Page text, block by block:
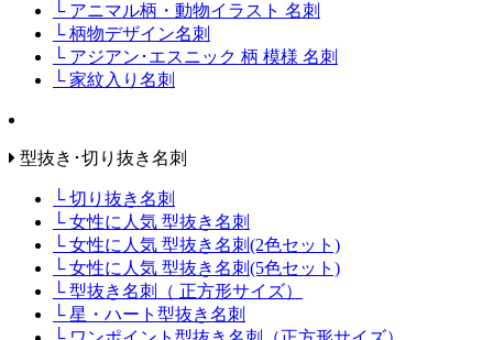
└ アニマル柄・動物イラスト 名刺
└ 柄物デザイン名刺
└ アジアン･エスニック 柄 模様 名刺
└ 家紋入り名刺
型抜き･切り抜き名刺
└ 切り抜き名刺
└ 女性に人気 型抜き名刺
└ 女性に人気 型抜き名刺(2色セット)
└ 女性に人気 型抜き名刺(5色セット)
└ 型抜き名刺（ 正方形サイズ）
└ 星・ハート型抜き名刺